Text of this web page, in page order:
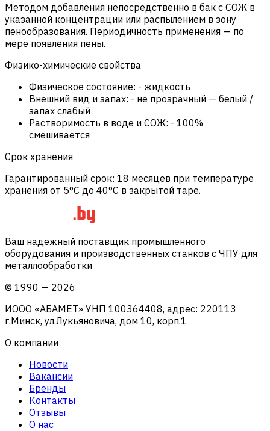
Методом добавления непосредственно в бак с СОЖ в
указанной концентрации или распылением в зону
пенообразования. Периодичность применения — по
мере появления пены.
Физико-химические свойства
Физическое состояние: - жидкость
Внешний вид и запах: - не прозрачный — белый /
запах слабый
Растворимость в воде и СОЖ: - 100%
смешивается
Срок хранения
Гарантированный срок: 18 месяцев при температуре
хранения от 5°C до 40°C в закрытой таре.
Ваш надежный поставщик промышленного
оборудования и производственных станков с ЧПУ для
металлообработки
© 1990 — 2026
ИООО «АБАМЕТ» УНП 100364408, адрес: 220113
г.Минск, ул.Лукьяновича, дом 10, корп.1
О компании
Новости
Вакансии
Бренды
Контакты
Отзывы
О нас